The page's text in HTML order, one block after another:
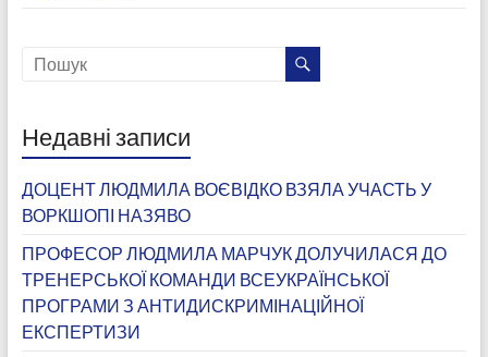
Недавні записи
ДОЦЕНТ ЛЮДМИЛА ВОЄВІДКО ВЗЯЛА УЧАСТЬ У
ВОРКШОПІ НАЗЯВО
ПРОФЕСОР ЛЮДМИЛА МАРЧУК ДОЛУЧИЛАСЯ ДО
ТРЕНЕРСЬКОЇ КОМАНДИ ВСЕУКРАЇНСЬКОЇ
ПРОГРАМИ З АНТИДИСКРИМІНАЦІЙНОЇ
ЕКСПЕРТИЗИ